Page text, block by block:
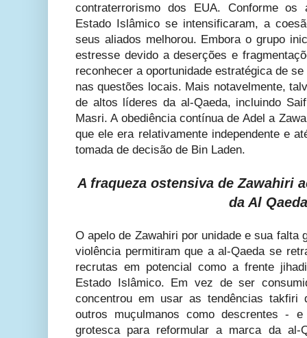
contraterrorismo dos EUA. Conforme os
Estado Islâmico se intensificaram, a
seus aliados melhorou. Embora o grupo
estresse devido a deserções e
reconhecer a oportunidade estratégica de
nas questões locais. Mais notavelmente,
de altos líderes da al-Qaeda, incluindo
Masri. A obediência contínua de Adel a
que ele era relativamente independente e
tomada de decisão de Bin Laden.
A fraqueza ostensiva de Zawahiri
da Al
O apelo de Zawahiri por unidade e sua falta
violência permitiram que a al-Qaeda se
recrutas em potencial como a frente
Estado Islâmico. Em vez de ser
concentrou em usar as tendências takfiri
outros muçulmanos como descrentes -
grotesca para reformular a marca da al-